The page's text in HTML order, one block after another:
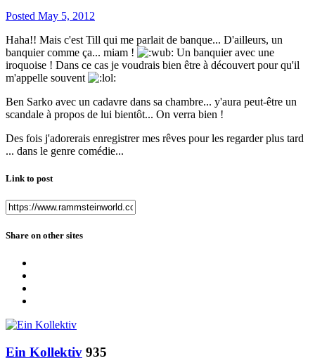
Posted May 5, 2012
Haha!! Mais c'est Till qui me parlait de banque... D'ailleurs, un
banquier comme ça... miam !
Un banquier avec une
iroquoise ! Dans ce cas je voudrais bien être à découvert pour qu'il
m'appelle souvent
Ben Sarko avec un cadavre dans sa chambre... y'aura peut-être un
scandale à propos de lui bientôt... On verra bien !
Des fois j'adorerais enregistrer mes rêves pour les regarder plus tard
... dans le genre comédie...
Link to post
Share on other sites
Ein Kollektiv 935